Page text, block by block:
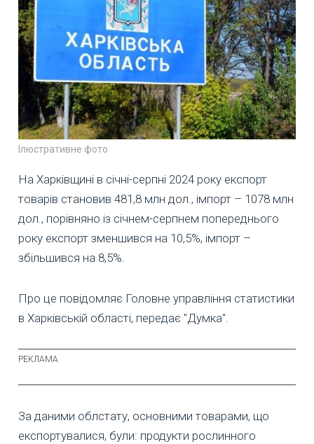
Ілюстративне фото
На Харківщині в січні-серпні 2024 року експорт
товарів становив 481,8 млн дол., імпорт – 1078 млн
дол., порівняно із січнем-серпнем попереднього
року експорт зменшився на 10,5%, імпорт –
збільшився на 8,5%.
Про це повідомляє Головне управління статистики
в Харківській області, передає "Думка".
За даними облстату, основними товарами, що
експортувалися, були: продукти рослинного